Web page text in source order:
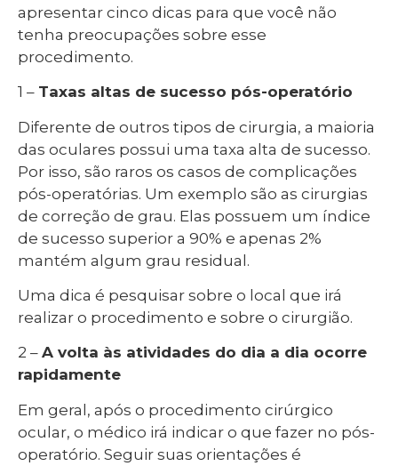
apresentar cinco dicas para que você não
tenha preocupações sobre esse
procedimento.
1 – Taxas altas de sucesso pós-operatório
Diferente de outros tipos de cirurgia, a maioria
das oculares possui uma taxa alta de sucesso.
Por isso, são raros os casos de complicações
pós-operatórias. Um exemplo são as cirurgias
de correção de grau. Elas possuem um índice
de sucesso superior a 90% e apenas 2%
mantém algum grau residual.
Uma dica é pesquisar sobre o local que irá
realizar o procedimento e sobre o cirurgião.
2 – A volta às atividades do dia a dia ocorre
rapidamente
Em geral, após o procedimento cirúrgico
ocular, o médico irá indicar o que fazer no pós-
operatório. Seguir suas orientações é